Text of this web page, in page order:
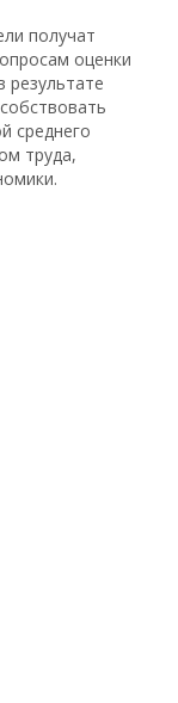
получат
оценки
результате
среднего
труда,